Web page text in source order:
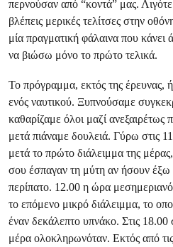
περνούσαν από “κοντά” μας.
βλέπεις μερικές τελίτσες στην
μία πραγματική φάλαινα που
να βιώσω μόνο το πρώτο τελικά.
Το πρόγραμμα, εκτός της έρευνας,
ενός ναυτικού. Ξυπνούσαμε
καθαρίζαμε όλοι μαζί ανεξαιρέτως
μετά πιάναμε δουλειά. Γύρω στις
μετά το πρώτο διάλειμμα της
σου έσπαγαν τη μύτη αν ήσουν έξω
περίπατο. 12.00 η ώρα
το επόμενο μικρό διάλειμμα, το
έναν δεκάλεπτο υπνάκο. Στις 18.00
μέρα ολοκληρωνόταν. Εκτός από τις